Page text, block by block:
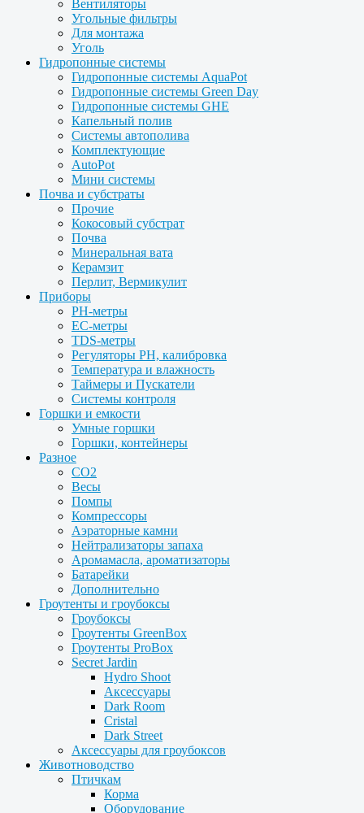
Вентиляторы
Угольные фильтры
Для монтажа
Уголь
Гидропонные системы
Гидропонные системы AquaPot
Гидропонные системы Green Day
Гидропонные системы GHE
Капельный полив
Системы автополива
Комплектующие
AutoPot
Мини системы
Почва и субстраты
Прочие
Кокосовый субстрат
Почва
Минеральная вата
Керамзит
Перлит, Вермикулит
Приборы
PH-метры
EC-метры
TDS-метры
Регуляторы PH, калибровка
Температура и влажность
Таймеры и Пускатели
Системы контроля
Горшки и емкости
Умные горшки
Горшки, контейнеры
Разное
CO2
Весы
Помпы
Компрессоры
Аэраторные камни
Нейтрализаторы запаха
Аромамасла, ароматизаторы
Батарейки
Дополнительно
Гроутенты и гроубоксы
Гроубоксы
Гроутенты GreenBox
Гроутенты ProBox
Secret Jardin
Hydro Shoot
Аксессуары
Dark Room
Cristal
Dark Street
Аксессуары для гроубоксов
Животноводство
Птичкам
Корма
Оборудование